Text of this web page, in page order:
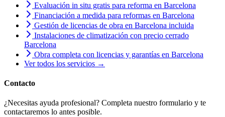
Evaluación in situ gratis para reforma en Barcelona
Financiación a medida para reformas en Barcelona
Gestión de licencias de obra en Barcelona incluida
Instalaciones de climatización con precio cerrado
Barcelona
Obra completa con licencias y garantías en Barcelona
Ver todos los servicios →
Contacto
¿Necesitas ayuda profesional? Completa nuestro formulario y te
contactaremos lo antes posible.